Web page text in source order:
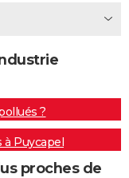
?
à Puycapel
proches de